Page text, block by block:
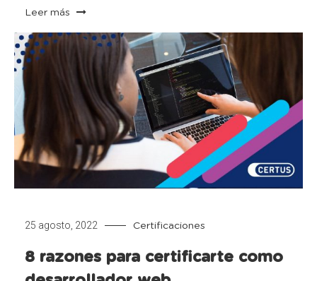
Leer más
25 agosto, 2022 Certificaciones
8 razones para certificarte como